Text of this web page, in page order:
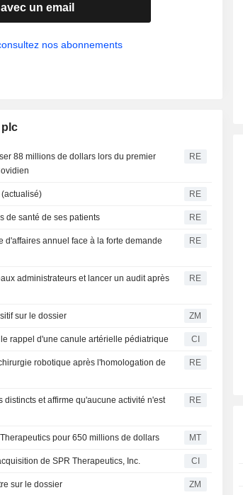
un email
nos abonnements
88 millions de dollars lors du premier
RE
RE
de santé de ses patients RE
d'affaires annuel face à la forte demande
RE
administrateurs et lancer un audit après
RE
positif sur le dossier ZM
rappel d'une canule artérielle pédiatrique CI
robotique après l'homologation de
RE
et affirme qu'aucune activité n'est
RE
pour 650 millions de dollars MT
de SPR Therapeutics, Inc. CI
neutre sur le dossier ZM